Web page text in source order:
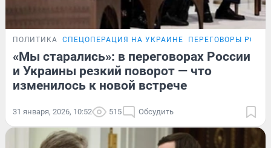
ПОЛИТИКА СПЕЦОПЕРАЦИЯ НА УКРАИНЕ ПЕРЕГОВОРЫ
«Мы старались»: в переговорах России
и Украины резкий поворот — что
изменилось к новой встрече
31 января, 2026, 10:52 515 Обсудить